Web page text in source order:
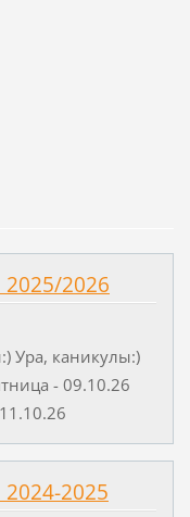
2026
Ура, каникулы:)
- 09.10.26
2025